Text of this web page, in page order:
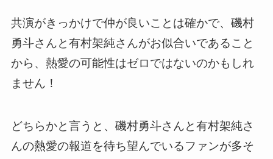
共演がきっかけで仲が良いことは確かで、磯村
勇斗さんと有村架純さんがお似合いであること
から、熱愛の可能性はゼロではないのかもしれ
ません！
どちらかと言うと、磯村勇斗さんと有村架純さ
んの熱愛の報道を待ち望んでいるファンが多そ